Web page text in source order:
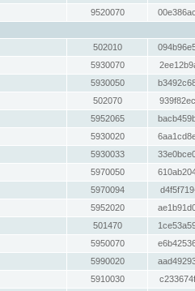
9520070
502010
5930070
5930050
502070
5952065
5930020
5930033
5970050
5970094
5952020
501470
5950070
5990020
5910030